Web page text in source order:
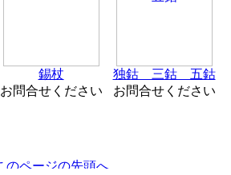
錫杖
お問合せください
独鈷 三鈷 五鈷
お問合せください